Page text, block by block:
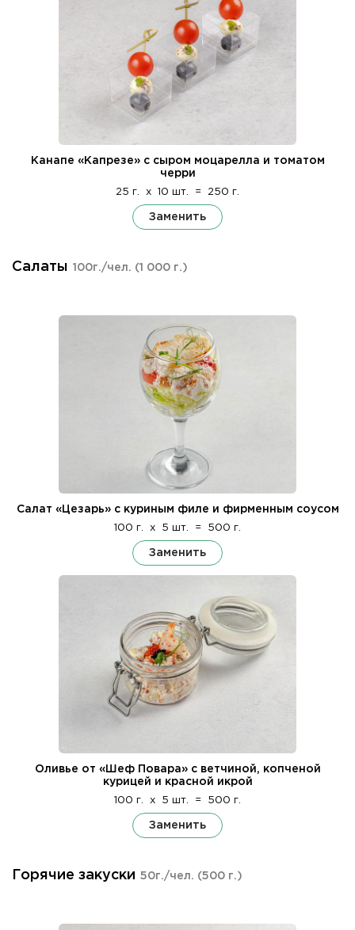
Канапе «Капрезе» с сыром моцарелла и томатом
черри
25 г. x 10 шт. = 250 г.
Заменить
Салаты 100г./чел. (1 000 г.)
Салат «Цезарь» с куриным филе и фирменным соусом
100 г. x 5 шт. = 500 г.
Заменить
Оливье от «Шеф Повара» с ветчиной, копченой
курицей и красной икрой
100 г. x 5 шт. = 500 г.
Заменить
Горячие закуски 50г./чел. (500 г.)